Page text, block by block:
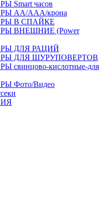
Smart часов
АА/ААА/крона
В СПАЙКЕ
ВНЕШНИЕ (Power
ДЛЯ РАЦИЙ
ДЛЯ ШУРУПОВЕРТОВ
свинцово-кислотные-для
Фото/Видео